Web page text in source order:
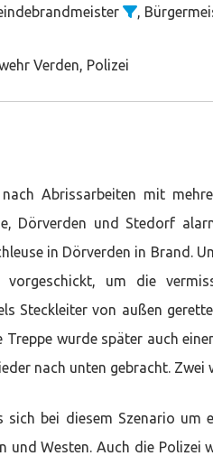
,
Verden, Polizei
Abrissarbeiten mit
Dörverden und Stedorf
in Dörverden in Brand.
um die
Steckleiter von außen
Treppe wurde später auch
nach unten gebracht. Zwei
sich bei diesem Szenario um
und Westen. Auch die